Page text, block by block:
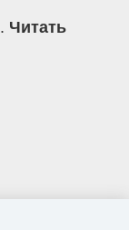
. Читать